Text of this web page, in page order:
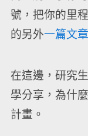
號，把你的里
的另外一篇文
在這邊，研究
學分享，為什
計畫。